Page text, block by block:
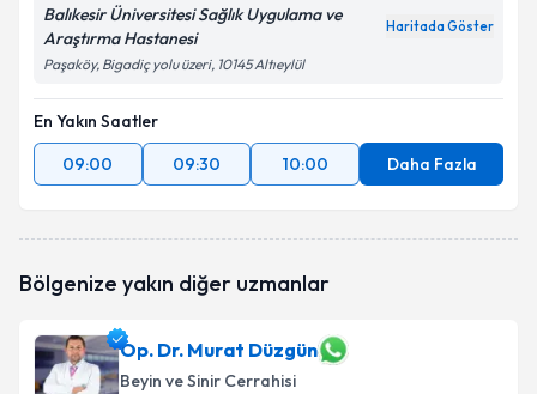
Balıkesir Üniversitesi Sağlık Uygulama ve
Araştırma Hastanesi
Haritada Göster
Paşaköy, Bigadiç yolu üzeri, 10145 Altıeylül
En Yakın Saatler
09:00
09:30 10:00 Daha Fazla
Bölgenize yakın diğer uzmanlar
Op. Dr. Murat Düzgün
Beyin ve Sinir Cerrahisi